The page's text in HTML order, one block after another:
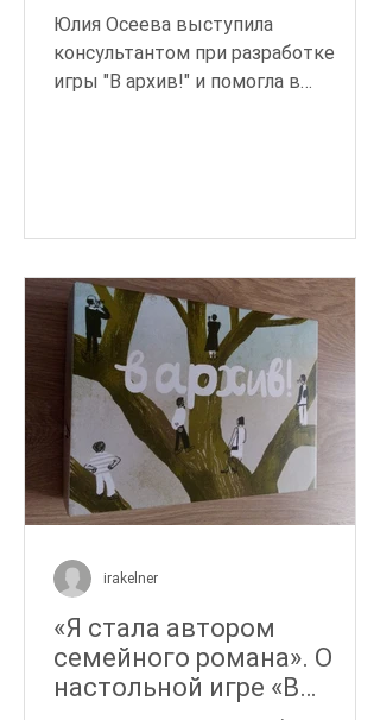
Юлия Осеева выступила
консультантом при разработке
игры "В архив!" и помогла в
учитель (специалитет), по второму
театральный критик (Аспирантура),
по третьему - гештальт-терапевт
(5-летняя программа
переподготовки). Автор и ведущая
лаборатории для подростков в
музее Анны Ахматовой (2016-2017),
сокурат
«Я стала автором
семейного романа». О
настольной игре «В
irakelner